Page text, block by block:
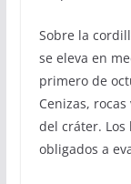
Sobre la
se eleva en
primero de
Cenizas,
del cráter. Los
obligados a